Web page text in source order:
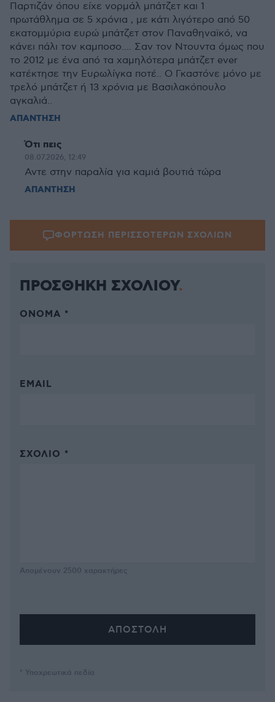
Παρτιζάν όπου είχε νορμάλ μπάτζετ και 1
πρωτάθλημα σε 5 χρόνια , με κάτι λιγότερο από 50
εκατομμύρια ευρώ μπάτζετ στον Παναθηναϊκό, να
κάνει πάλι τον καμποσο.... Σαν τον Ντουντα όμως που
το 2012 με ένα από τα χαμηλότερα μπάτζετ ever
κατέκτησε την Ευρωλίγκα ποτέ.. Ο Γκαστόνε μόνο με
τρελό μπάτζετ ή 13 χρόνια με Βασιλακόπουλο
αγκαλιά..
ΑΠΑΝΤΗΣΗ
Ότι πεις
08.07.2026, 12:49
Αντε στην παραλία για καμιά βουτιά τώρα
ΑΠΑΝΤΗΣΗ
ΦΟΡΤΩΣΗ ΠΕΡΙΣΣΟΤΕΡΩΝ ΣΧΟΛΙΩΝ
ΠΡΟΣΘΗΚΗ ΣΧΟΛΙΟΥ
ΌΝΟΜΑ *
EMAIL
ΣΧΌΛΙΟ *
Απομένουν 2500 χαρακτήρες
* Υποχρεωτικά πεδία